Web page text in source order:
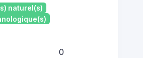
naturel(s)
0